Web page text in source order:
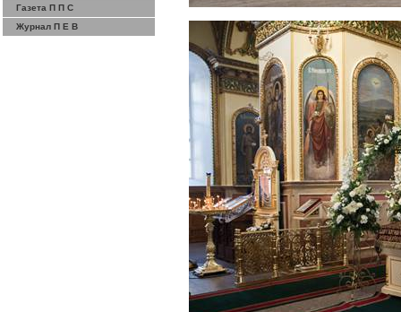
Газета П П С
Журнал П Е В